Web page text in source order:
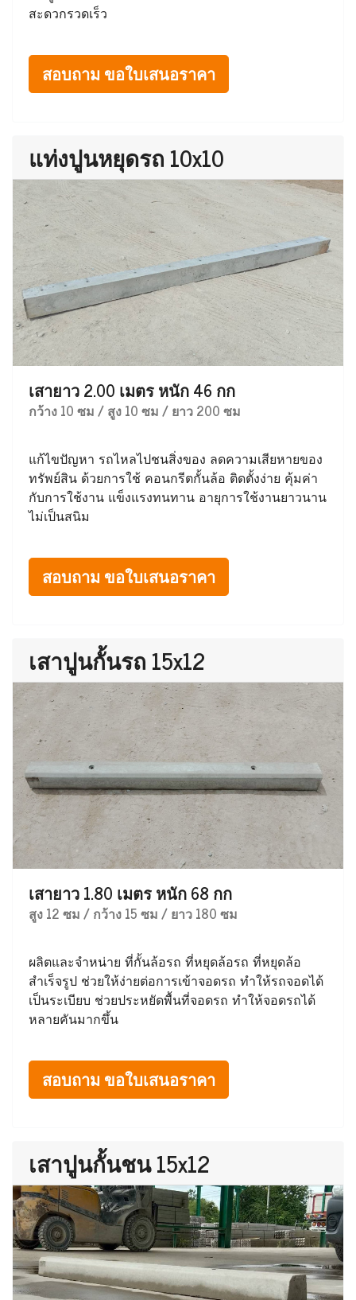
สะดวกรวดเร็ว
สอบถาม ขอใบเสนอราคา
แท่งปูนหยุดรถ 10x10
เสายาว 2.00 เมตร หนัก 46 กก
กว้าง 10 ซม / สูง 10 ซม / ยาว 200 ซม
แก้ไขปัญหา รถไหลไปชนสิ่งของ ลดความเสียหายของ
ทรัพย์สิน ด้วยการใช้ คอนกรีตกั้นล้อ ติดตั้งง่าย คุ้มค่า
กับการใช้งาน แข็งแรงทนทาน อายุการใช้งานยาวนาน
ไม่เป็นสนิม
สอบถาม ขอใบเสนอราคา
เสาปูนกั้นรถ 15x12
เสายาว 1.80 เมตร หนัก 68 กก
สูง 12 ซม / กว้าง 15 ซม / ยาว 180 ซม
ผลิตและจำหน่าย ที่กั้นล้อรถ ที่หยุดล้อรถ ที่หยุดล้อ
สำเร็จรูป ช่วยให้ง่ายต่อการเข้าจอดรถ ทำให้รถจอดได้
เป็นระเบียบ ช่วยประหยัดพื้นที่จอดรถ ทำให้จอดรถได้
หลายคันมากขึ้น
สอบถาม ขอใบเสนอราคา
เสาปูนกั้นชน 15x12